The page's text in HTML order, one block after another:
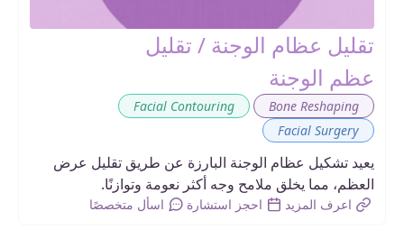
تقليل عظام الوجنة / تقليل
عظم الوجنة
Bone Reshaping
Facial Contouring
Facial Surgery
يعيد تشكيل عظام الوجنة البارزة عن طريق تقليل عرض
العظم، مما يخلق ملامح وجه أكثر نعومة وتوازنًا.
اعرف المزيد احجز استشارة اسأل متخصصًا